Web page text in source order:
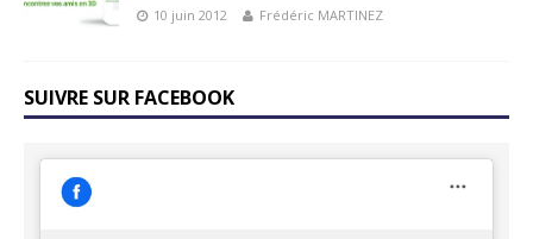
10 juin 2012 Frédéric MARTINEZ
SUIVRE SUR FACEBOOK